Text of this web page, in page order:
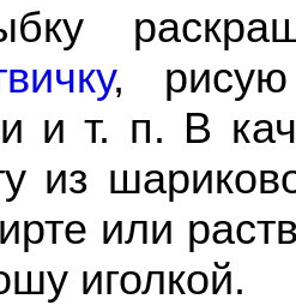
, рисую
и т. п. В
из
или
иголкой.